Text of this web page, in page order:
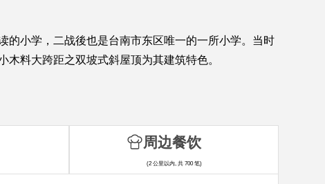
的小学，二战後也是台南市东区唯一的一所小学。当时
料大跨距之双坡式斜屋顶为其建筑特色。
周边餐饮
(2 公里以内, 共 700 笔)